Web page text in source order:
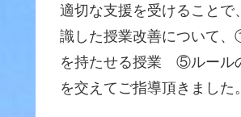
適切な支援を受けること
識した授業改善につい
を持たせる授業 ⑤ルール
を交えてご指導頂きました。